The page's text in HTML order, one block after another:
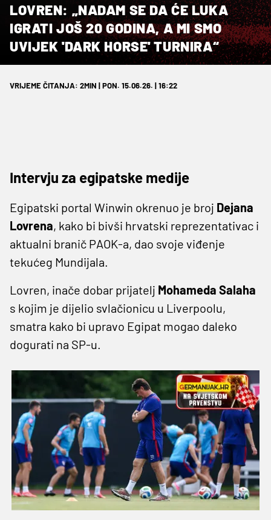
LOVREN: „NADAM SE DA ĆE LUKA
IGRATI JOŠ 20 GODINA, A MI SMO
UVIJEK 'DARK HORSE' TURNIRA“
VRIJEME ČITANJA: 2MIN | PON. 15.06.26. | 16:22
Intervju za egipatske medije
Egipatski portal Winwin okrenuo je broj Dejana
Lovrena, kako bi bivši hrvatski reprezentativac i
aktualni branič PAOK-a, dao svoje viđenje
tekućeg Mundijala.
Lovren, inače dobar prijatelj Mohameda Salaha
s kojim je dijelio svlačionicu u Liverpoolu,
smatra kako bi upravo Egipat mogao daleko
dogurati na SP-u.